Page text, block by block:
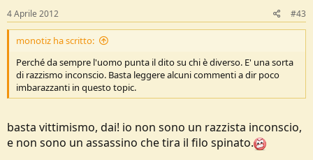
s
:
4 Aprile 2012 #43
monotiz ha scritto:
Perché da sempre l'uomo punta il dito su chi è diverso. E' una sorta
di razzismo inconscio. Basta leggere alcuni commenti a dir poco
imbarazzanti in questo topic.
basta vittimismo, dai! io non sono un razzista inconscio,
e non sono un assassino che tira il filo spinato.